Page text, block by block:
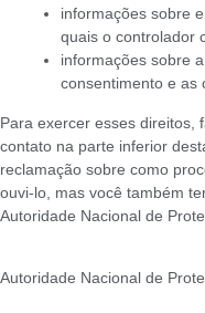
informações sobre
quais o controlador
informações sobre
consentimento e as
Para exercer esses direitos,
contato na parte inferior
reclamação sobre como
ouvi-lo, mas você também
Autoridade Nacional de
Autoridade Nacional de